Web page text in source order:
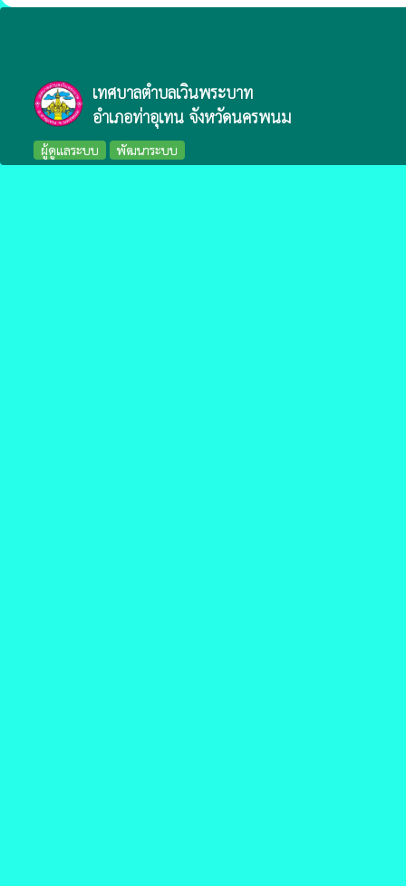
เทศบาลตำบลเวินพระบาท
อำเภอท่าอุเทน จังหวัดนครพนม
ผู้ดูแลระบบ พัฒนาระบบ